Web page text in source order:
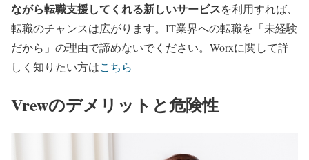
ながら転職支援してくれる新しいサービスを利用すれば、
転職のチャンスは広がります。IT業界への転職を「未経験
だから」の理由で諦めないでください。Worxに関して詳
しく知りたい方はこちら
Vrewのデメリットと危険性